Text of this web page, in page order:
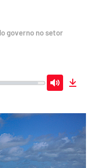
governo no setor
Mute